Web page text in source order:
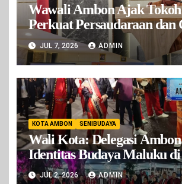
Wawali Ambon Ajak
Perkuat Persaudaraan dan
Konflik
JUL 7, 2026 ADMIN
KOTA AMBON SENIBUDAYA
Wali Kota: Delegasi
Identitas Budaya Maluku
Nusantara APEKSI
JUL 2, 2026 ADMIN